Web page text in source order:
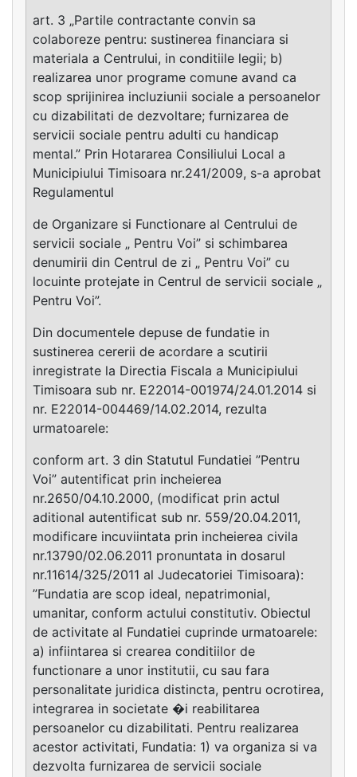
art. 3 „Partile contractante convin sa
colaboreze pentru: sustinerea financiara si
materiala a Centrului, in conditiile legii; b)
realizarea unor programe comune avand ca
scop sprijinirea incluziunii sociale a persoanelor
cu dizabilitati de dezvoltare; furnizarea de
servicii sociale pentru adulti cu handicap
mental.” Prin Hotararea Consiliului Local a
Municipiului Timisoara nr.241/2009, s-a aprobat
Regulamentul
de Organizare si Functionare al Centrului de
servicii sociale „ Pentru Voi” si schimbarea
denumirii din Centrul de zi „ Pentru Voi” cu
locuinte protejate in Centrul de servicii sociale „
Pentru Voi”.
Din documentele depuse de fundatie in
sustinerea cererii de acordare a scutirii
inregistrate la Directia Fiscala a Municipiului
Timisoara sub nr. E22014-001974/24.01.2014 si
nr. E22014-004469/14.02.2014, rezulta
urmatoarele:
conform art. 3 din Statutul Fundatiei ”Pentru
Voi” autentificat prin incheierea
nr.2650/04.10.2000, (modificat prin actul
aditional autentificat sub nr. 559/20.04.2011,
modificare incuviintata prin incheierea civila
nr.13790/02.06.2011 pronuntata in dosarul
nr.11614/325/2011 al Judecatoriei Timisoara):
”Fundatia are scop ideal, nepatrimonial,
umanitar, conform actului constitutiv. Obiectul
de activitate al Fundatiei cuprinde urmatoarele:
a) infiintarea si crearea conditiilor de
functionare a unor institutii, cu sau fara
personalitate juridica distincta, pentru ocrotirea,
integrarea in societate �i reabilitarea
persoanelor cu dizabilitati. Pentru realizarea
acestor activitati, Fundatia: 1) va organiza si va
dezvolta furnizarea de servicii sociale